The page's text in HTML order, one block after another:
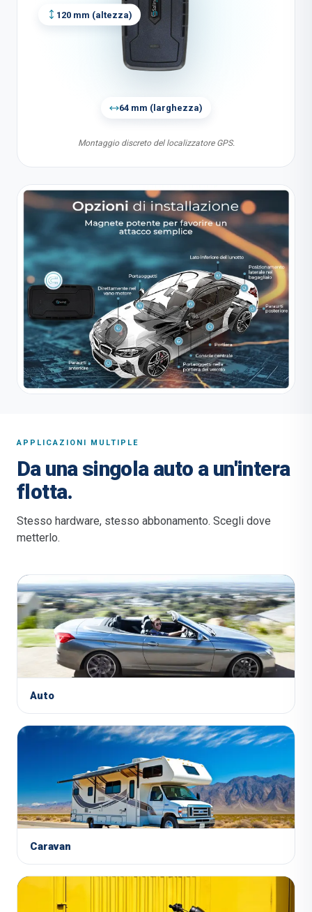
64 mm ( larghezza)
120 mm (altezza)
Montaggio discreto del localizzatore GPS.
APPLICAZIONI MULTIPLE
Da una singola auto a un'intera
flotta.
Stesso hardware, stesso abbonamento. Scegli dove
metterlo.
Auto
Caravan